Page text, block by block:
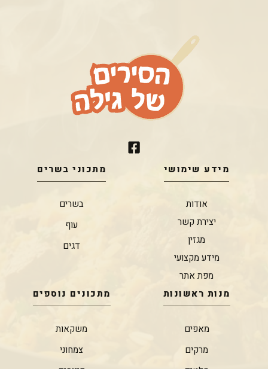
מידע שימושי
אודות
יצירת קשר
מגזין
מידע מקצועי
מפת אתר
מתכוני בשרים
בשרים
עוף
דגים
מנות ראשונות
מאפים
מרקים
מתכונים נוספים
משקאות
צמחוני